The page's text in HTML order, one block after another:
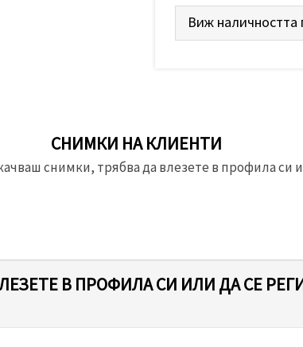
Виж наличността
СНИМКИ НА КЛИЕНТИ
снимки, трябва да влезете в профила си
В ПРОФИЛА СИ ИЛИ ДА СЕ